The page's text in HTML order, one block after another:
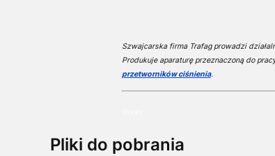
Szwajcarska firma Trafag prowadzi
Produkuje aparaturę przeznaczoną do
przetworników ciśnienia.
Pliki do pobrania